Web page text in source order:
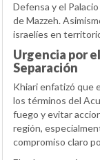
Defensa y el
de Mazzeh.
israelíes en
Urgencia por
Separación
Khiari enfatizó que
los términos del
fuego y evitar
región,
compromiso claro